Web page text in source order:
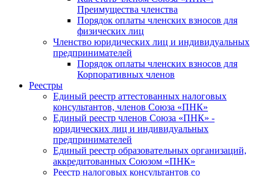
Преимущества членства
Порядок оплаты членских взносов для
физических лиц
Членство юридических лиц и индивидуальных
предпринимателей
Порядок оплаты членских взносов для
Корпоративных членов
Реестры
Единый реестр аттестованных налоговых
консультантов, членов Союза «ПНК»
Единый реестр членов Союза «ПНК» -
юридических лиц и индивидуальных
предпринимателей
Единый реестр образовательных организаций,
аккредитованных Союзом «ПНК»
Реестр налоговых консультантов со